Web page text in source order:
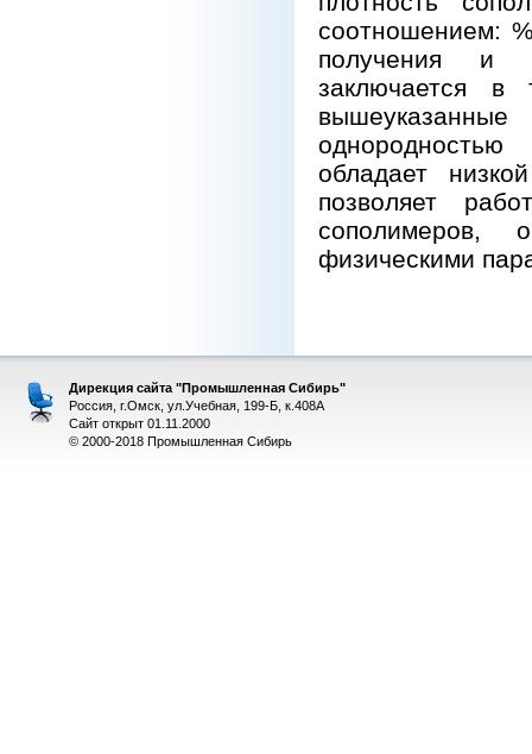
соотношением:
получения и
заключается в
обладает
позволяет
сополимеров,
физическими
Дирекция сайта "Промышленная Сибирь"
Россия, г.Омск, ул.Учебная, 199-Б, к.408А
Сайт открыт 01.11.2000
© 2000-2018 Промышленная Сибирь